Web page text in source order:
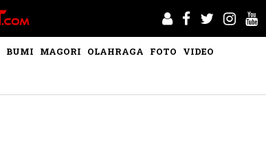
BUMI MAGORI OLAHRAGA FOTO VIDEO